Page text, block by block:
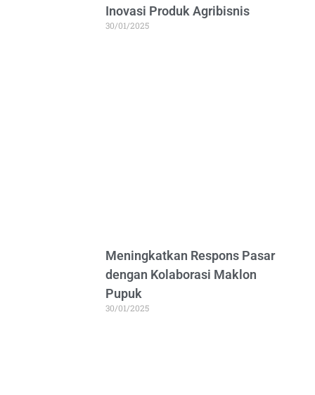
Inovasi Produk Agribisnis
30/01/2025
Meningkatkan Respons Pasar
dengan Kolaborasi Maklon
Pupuk
30/01/2025